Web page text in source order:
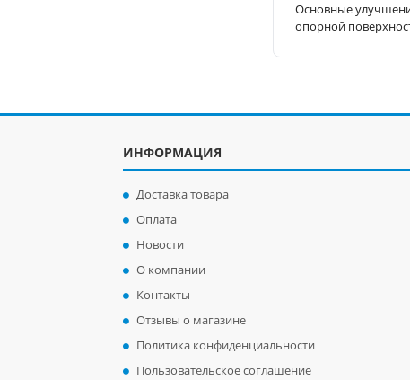
Основные
опорной
ИНФОРМАЦИЯ
Доставка товара
Оплата
Новости
О компании
Контакты
Отзывы о магазине
Политика конфиденциальности
Пользовательское соглашение